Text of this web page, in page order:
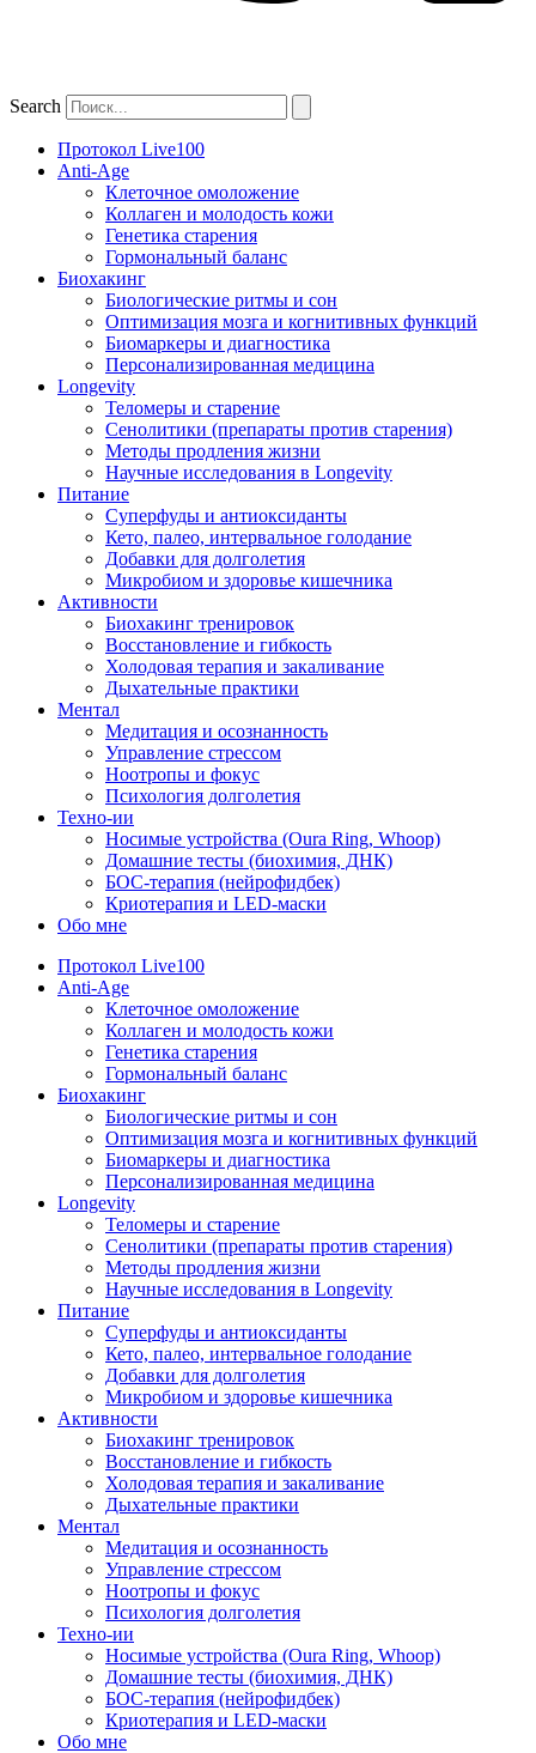
Search
Протокол Live100
Anti-Age
Клеточное омоложение
Коллаген и молодость кожи
Генетика старения
Гормональный баланс
Биохакинг
Биологические ритмы и сон
Оптимизация мозга и когнитивных функций
Биомаркеры и диагностика
Персонализированная медицина
Longevity
Теломеры и старение
Сенолитики (препараты против старения)
Методы продления жизни
Научные исследования в Longevity
Питание
Суперфуды и антиоксиданты
Кето, палео, интервальное голодание
Добавки для долголетия
Микробиом и здоровье кишечника
Активности
Биохакинг тренировок
Восстановление и гибкость
Холодовая терапия и закаливание
Дыхательные практики
Ментал
Медитация и осознанность
Управление стрессом
Ноотропы и фокус
Психология долголетия
Техно-ии
Носимые устройства (Oura Ring, Whoop)
Домашние тесты (биохимия, ДНК)
БОС-терапия (нейрофидбек)
Криотерапия и LED-маски
Обо мне
Протокол Live100
Anti-Age
Клеточное омоложение
Коллаген и молодость кожи
Генетика старения
Гормональный баланс
Биохакинг
Биологические ритмы и сон
Оптимизация мозга и когнитивных функций
Биомаркеры и диагностика
Персонализированная медицина
Longevity
Теломеры и старение
Сенолитики (препараты против старения)
Методы продления жизни
Научные исследования в Longevity
Питание
Суперфуды и антиоксиданты
Кето, палео, интервальное голодание
Добавки для долголетия
Микробиом и здоровье кишечника
Активности
Биохакинг тренировок
Восстановление и гибкость
Холодовая терапия и закаливание
Дыхательные практики
Ментал
Медитация и осознанность
Управление стрессом
Ноотропы и фокус
Психология долголетия
Техно-ии
Носимые устройства (Oura Ring, Whoop)
Домашние тесты (биохимия, ДНК)
БОС-терапия (нейрофидбек)
Криотерапия и LED-маски
Обо мне